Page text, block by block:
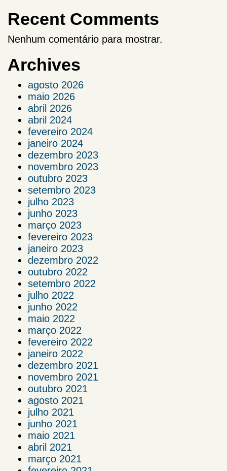
Recent Comments
Nenhum comentário para mostrar.
Archives
agosto 2026
maio 2026
abril 2026
abril 2024
fevereiro 2024
janeiro 2024
dezembro 2023
novembro 2023
outubro 2023
setembro 2023
julho 2023
junho 2023
março 2023
fevereiro 2023
janeiro 2023
dezembro 2022
outubro 2022
setembro 2022
julho 2022
junho 2022
maio 2022
março 2022
fevereiro 2022
janeiro 2022
dezembro 2021
novembro 2021
outubro 2021
agosto 2021
julho 2021
junho 2021
maio 2021
abril 2021
março 2021